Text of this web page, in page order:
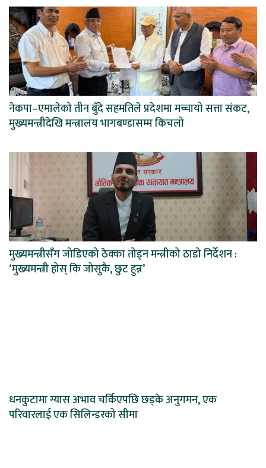
नेकपा–एमालेको तीन बुँदे सहमतिले प्रदेशमा मच्चायो सत्ता संकट,
मुख्यमन्त्रीदेखि मन्त्रालय भागबण्डासम्म किचलो
मुख्यमन्त्रीसँग जोडिएको ठेक्का तोड्न मन्त्रीको ठाडो निर्देशन :
‘मुख्यमन्त्री होस् कि जोसुकै, छुट हुन्न’
धनकुटामा ग्यास अभाव चर्किएपछि छड्के अनुगमन, एक
परिवारलाई एक सिलिन्डरको सीमा